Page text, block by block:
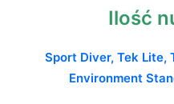
Ilość
Sport Diver, Tek Lite,
Environment